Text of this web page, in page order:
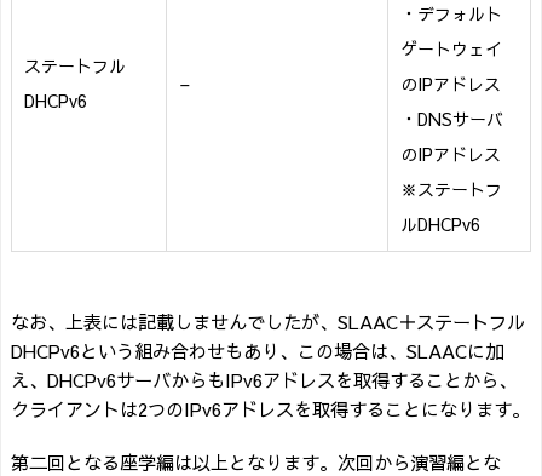
ステートフル
DHCPv6
–
・デフォルト
ゲートウェイ
のIPアドレス
・DNSサーバ
のIPアドレス
※ステートフ
ルDHCPv6
なお、上表には記載しませんでしたが、SLAAC＋ステートフル
DHCPv6という組み合わせもあり、この場合は、SLAACに加
え、DHCPv6サーバからもIPv6アドレスを取得することから、
クライアントは2つのIPv6アドレスを取得することになります。
第二回となる座学編は以上となります。次回から演習編とな